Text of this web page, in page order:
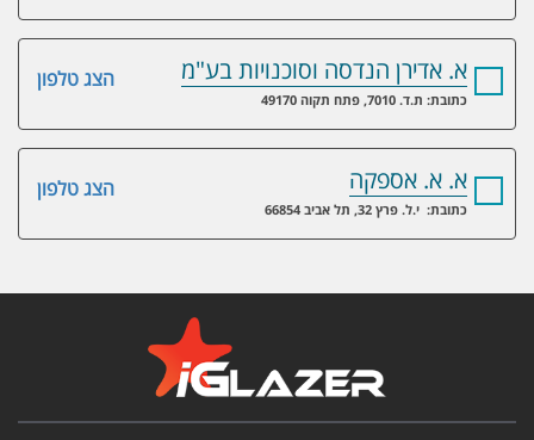
הצג טלפון א. אדירן הנדסה וסוכנויות בע"מ
כתובת: ת.ד. 7010, פתח תקוה 49170
הצג טלפון א. א. אספקה
כתובת: י.ל. פרץ 32, תל אביב 66854